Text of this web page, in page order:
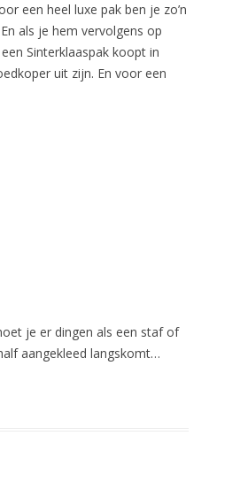
een heel luxe pak ben je zo’n
als je hem vervolgens op
Sinterklaaspak koopt in
uit zijn. En voor een
je er dingen als een staf of
aangekleed langskomt…